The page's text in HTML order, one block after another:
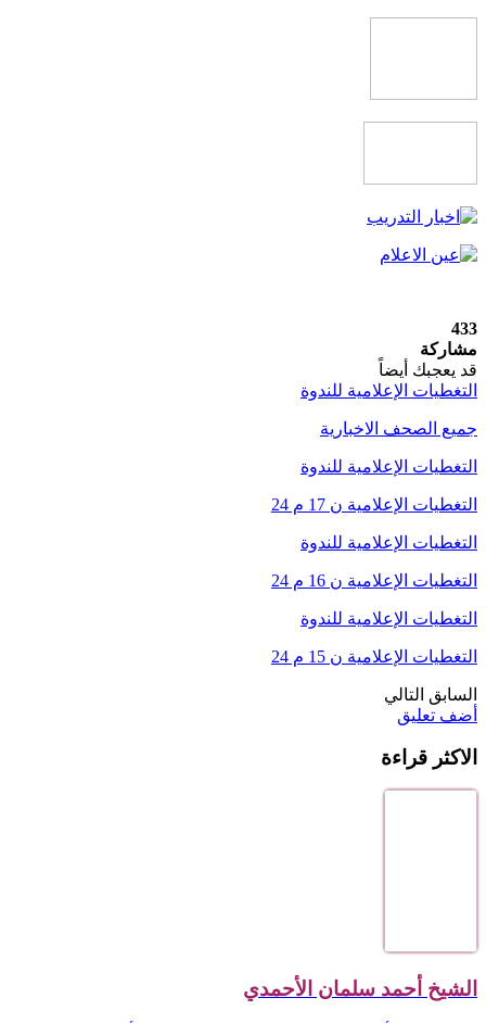
433
مشاركة
قد يعجبك أيضاً
التغطيات الإعلامية للندوة
جميع الصحف الاخبارية
التغطيات الإعلامية للندوة
التغطيات الإعلامية ن 17 م 24
التغطيات الإعلامية للندوة
التغطيات الإعلامية ن 16 م 24
التغطيات الإعلامية للندوة
التغطيات الإعلامية ن 15 م 24
السابق التالي
أضف تعليق
الاكثر قراءة
الشيخ أحمد سلمان الأحمدي